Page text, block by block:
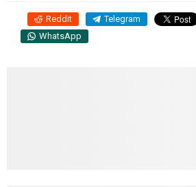
Reddit Telegram
WhatsApp